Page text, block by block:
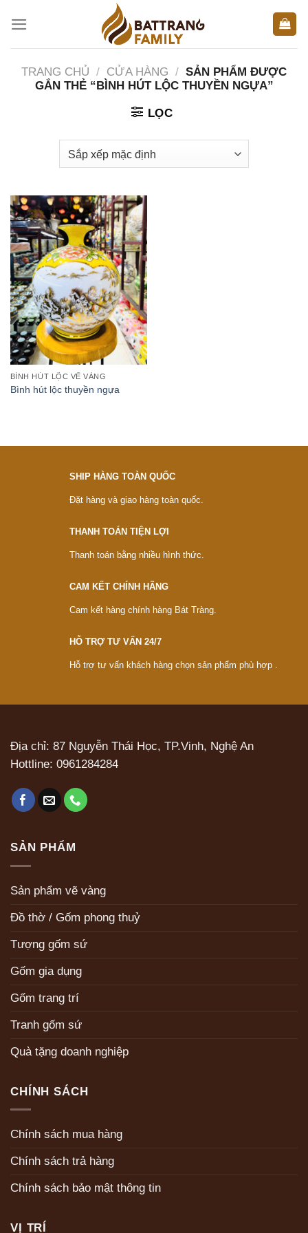
TRANG CHỦ / CỬA HÀNG / SẢN PHẨM ĐƯỢC
GẮN THẺ “BÌNH HÚT LỘC THUYỀN NGỰA”
LỌC
BÌNH HÚT LỘC VẼ VÀNG
Bình hút lộc thuyền ngựa
SHIP HÀNG TOÀN QUỐC
Đặt hàng và giao hàng toàn quốc.
THANH TOÁN TIỆN LỢI
Thanh toán bằng nhiều hình thức.
CAM KẾT CHÍNH HÃNG
Cam kết hàng chính hàng Bát Tràng.
HỖ TRỢ TƯ VẤN 24/7
Hỗ trợ tư vấn khách hàng chọn sản phẩm phù hợp .
Địa chỉ: 87 Nguyễn Thái Học, TP.Vinh, Nghệ An
Hottline: 0961284284
SẢN PHẨM
Sản phẩm vẽ vàng
Đồ thờ / Gốm phong thuỷ
Tượng gốm sứ
Gốm gia dụng
Gốm trang trí
Tranh gốm sứ
Quà tặng doanh nghiệp
CHÍNH SÁCH
Chính sách mua hàng
Chính sách trả hàng
Chính sách bảo mật thông tin
VỊ TRÍ